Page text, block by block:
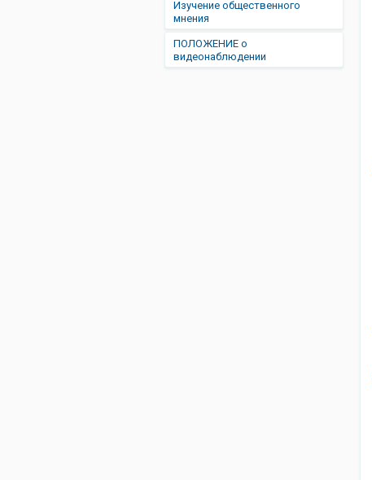
Изучение общественного
мнения
ПОЛОЖЕНИЕ о
видеонаблюдении